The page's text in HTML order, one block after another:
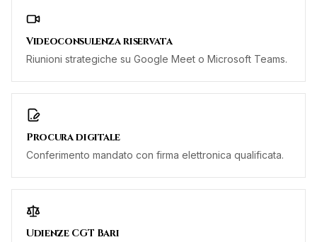
Videoconsulenza riservata
Riunioni strategiche su Google Meet o Microsoft Teams.
Procura digitale
Conferimento mandato con firma elettronica qualificata.
Udienze CGT Bari